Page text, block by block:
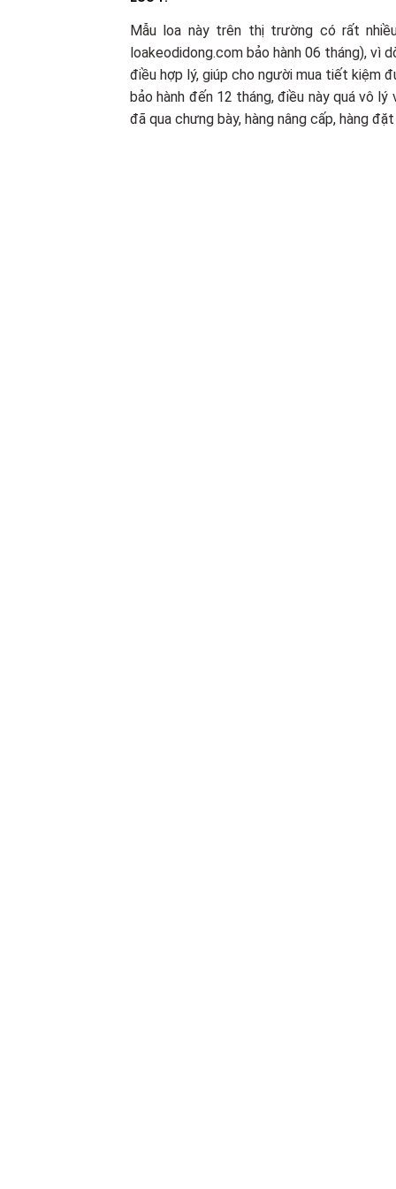
Mẫu loa này trên thị trường có rất
loakeodidong.com bảo hành 06 tháng), vì
điều hợp lý, giúp cho người mua tiết kiệm
bảo hành đến 12 tháng, điều này quá vô
đã qua chưng bày, hàng nâng cấp, hàng